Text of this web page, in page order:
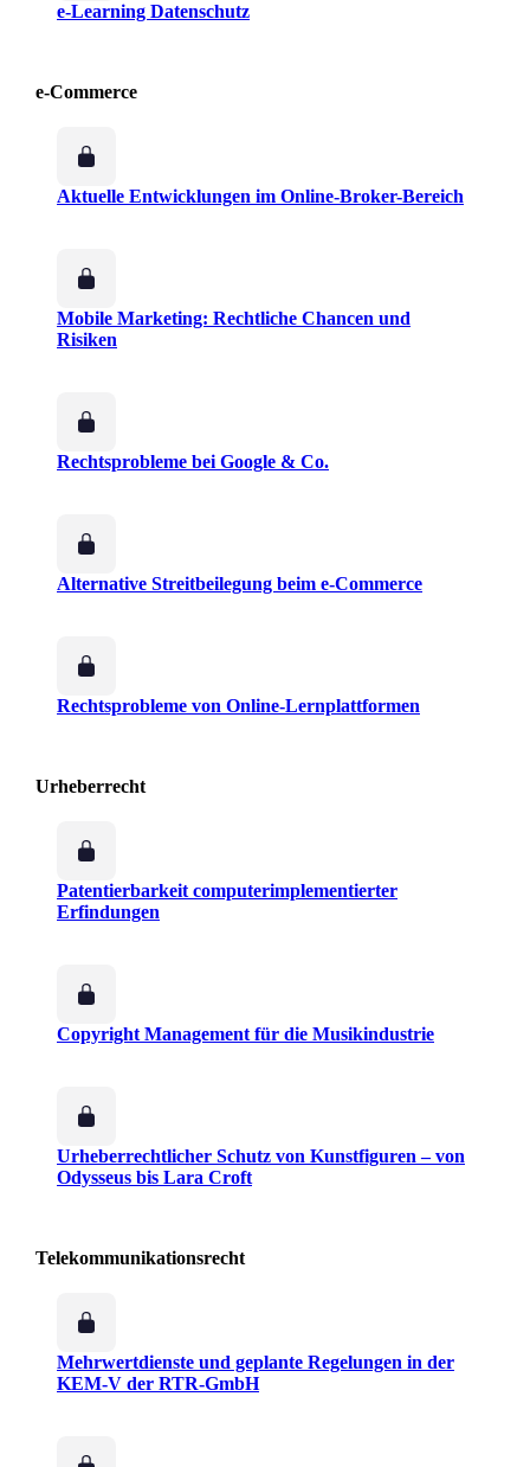
e-Learning Datenschutz
e-Commerce
Aktuelle Entwicklungen im Online-Broker-Bereich
Mobile Marketing: Rechtliche Chancen und
Risiken
Rechtsprobleme bei Google & Co.
Alternative Streitbeilegung beim e-Commerce
Rechtsprobleme von Online-Lernplattformen
Urheberrecht
Patentierbarkeit computerimplementierter
Erfindungen
Copyright Management für die Musikindustrie
Urheberrechtlicher Schutz von Kunstfiguren – von
Odysseus bis Lara Croft
Telekommunikationsrecht
Mehrwertdienste und geplante Regelungen in der
KEM-V der RTR-GmbH